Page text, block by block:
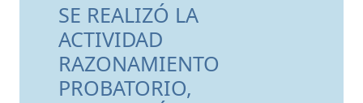
SE REALIZÓ LA
ACTIVIDAD
RAZONAMIENTO
PROBATORIO,